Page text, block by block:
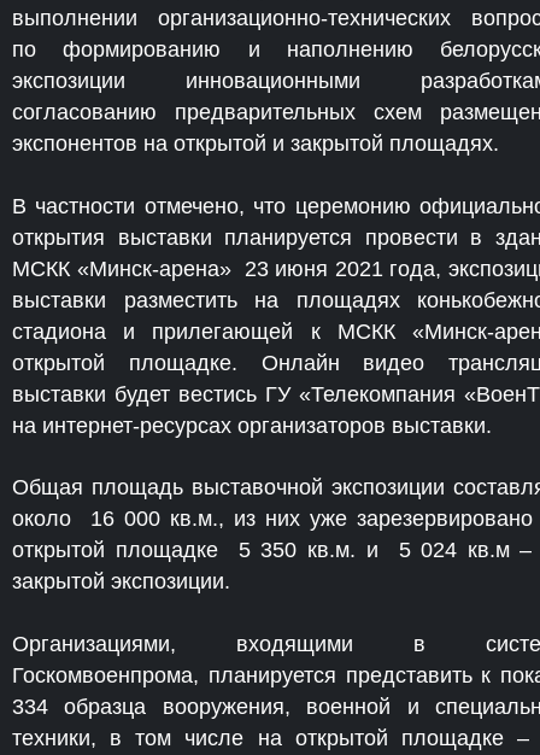
выполнении организационно-технических
по формированию и наполнению
экспозиции инновационными
согласованию предварительных схем
экспонентов на открытой и закрытой площадях.
В частности отмечено, что церемонию
открытия выставки планируется провести в
МСКК «Минск-арена» 23 июня 2021 года,
выставки разместить на площадях
стадиона и прилегающей к МСКК «Минск-
открытой площадке. Онлайн видео
выставки будет вестись ГУ «Телекомпания
на интернет-ресурсах организаторов выставки.
Общая площадь выставочной экспозиции
около 16 000 кв.м., из них уже зарезервировано
открытой площадке 5 350 кв.м. и 5 024 кв.м –
закрытой экспозиции.
Организациями, входящими в
Госкомвоенпрома, планируется представить к
334 образца вооружения, военной и
техники, в том числе на открытой площадке –